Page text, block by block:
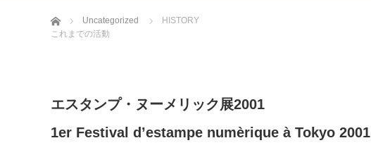
ホーム Uncategorized
HISTORY
これまでの活動
エスタンプ・ヌーメリック展2001
1er Festival d’estampe numèrique à Tokyo 2001